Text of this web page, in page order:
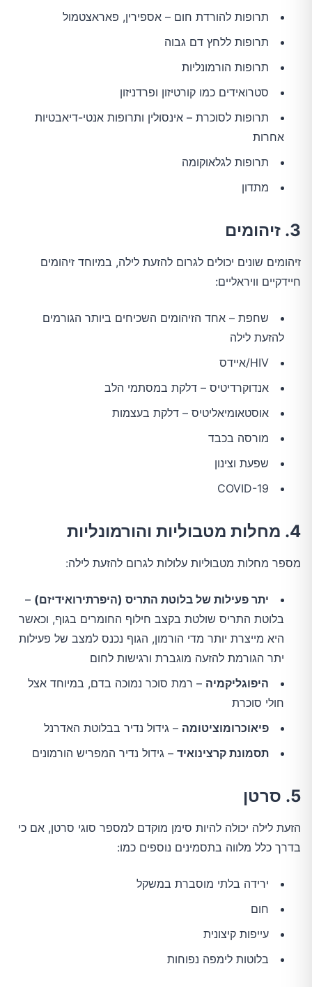
תרופות להורדת חום – אספירין, פאראצטמול
תרופות ללחץ דם גבוה
תרופות הורמונליות
סטרואידים כמו קורטיזון ופרדניזון
תרופות לסוכרת – אינסולין ותרופות אנטי-דיאבטיות
אחרות
תרופות לגלאוקומה
מתדון
3. זיהומים
זיהומים שונים יכולים לגרום להזעת לילה, במיוחד זיהומים
חיידקיים וויראליים:
שחפת – אחד הזיהומים השכיחים ביותר הגורמים
להזעת לילה
HIV/איידס
אנדוקרדיטיס – דלקת במסתמי הלב
אוסטאומיאליטיס – דלקת בעצמות
מורסה בכבד
שפעת וצינון
COVID-19
4. מחלות מטבוליות והורמונליות
מספר מחלות מטבוליות עלולות לגרום להזעת לילה:
יתר פעילות של בלוטת התריס (היפרתירואידיזם) –
בלוטת התריס שולטת בקצב חילוף החומרים בגוף, וכאשר
היא מייצרת יותר מדי הורמון, הגוף נכנס למצב של פעילות
יתר הגורמת להזעה מוגברת ורגישות לחום
היפוגליקמיה – רמת סוכר נמוכה בדם, במיוחד אצל
חולי סוכרת
פיאוכרומוציטומה – גידול נדיר בבלוטת האדרנל
תסמונת קרצינואיד – גידול נדיר המפריש הורמונים
5. סרטן
הזעת לילה יכולה להיות סימן מוקדם למספר סוגי סרטן, אם כי
בדרך כלל מלווה בתסמינים נוספים כמו:
ירידה בלתי מוסברת במשקל
חום
עייפות קיצונית
בלוטות לימפה נפוחות